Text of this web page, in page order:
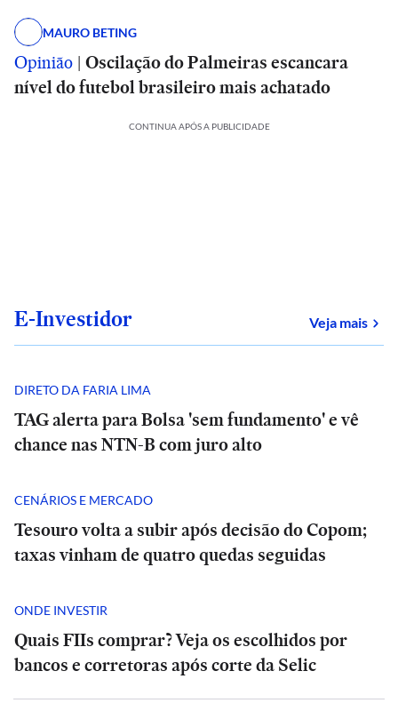
MAURO BETING
Opinião | Oscilação do Palmeiras escancara
nível do futebol brasileiro mais achatado
CONTINUA APÓS A PUBLICIDADE
E-Investidor Veja mais
DIRETO DA FARIA LIMA
TAG alerta para Bolsa 'sem fundamento' e vê
chance nas NTN-B com juro alto
CENÁRIOS E MERCADO
Tesouro volta a subir após decisão do Copom;
taxas vinham de quatro quedas seguidas
ONDE INVESTIR
Quais FIIs comprar? Veja os escolhidos por
bancos e corretoras após corte da Selic
INTERNACIONAL
POLÍTICA INTERNACIONAL
POLÍTICA